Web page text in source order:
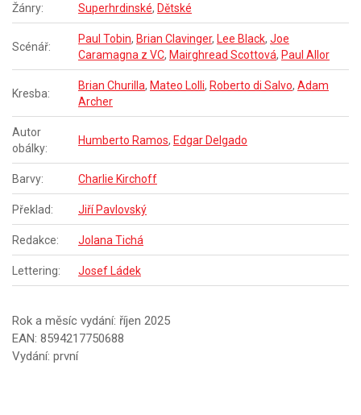
Žánry: Superhrdinské, Dětské
Scénář:
Paul Tobin, Brian Clavinger, Lee Black, Joe
Caramagna z VC, Mairghread Scottová, Paul Allor
Kresba:
Brian Churilla, Mateo Lolli, Roberto di Salvo, Adam
Archer
Autor
obálky:
Humberto Ramos, Edgar Delgado
Barvy: Charlie Kirchoff
Překlad: Jiří Pavlovský
Redakce: Jolana Tichá
Lettering: Josef Ládek
Rok a měsíc vydání: říjen 2025
EAN: 8594217750688
Vydání: první